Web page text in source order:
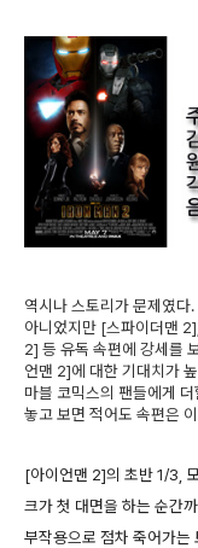
역시나 스토리가 문제였
아니었지만 [스파이더맨
2] 등 유독 속편에 강세를
언맨 2]에 대한 기대치가
마블 코믹스의 팬들에게
놓고 보면 적어도 속편은
[아이언맨 2]의 초반 1/3,
크가 첫 대면을 하는 순간
부작용으로 점차 죽어가는